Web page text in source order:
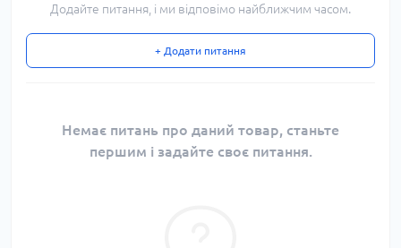
Додайте питання, і ми відповімо найближчим часом.
+ Додати питання
Немає питань про даний товар, станьте
першим і задайте своє питання.